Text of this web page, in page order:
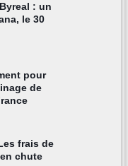
: un
le 30
pour
de
frais de
chute